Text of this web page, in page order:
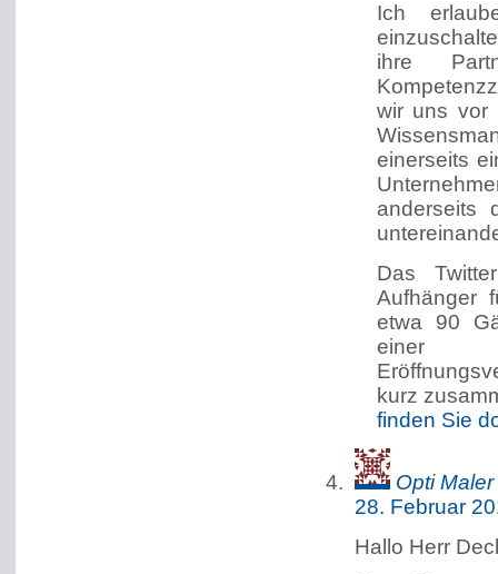
Ich
ihre
wir uns vor
einerseits
anderseits
Das
Aufhänger
etwa 90
einer
kurz
finden Sie
Opti
28. Februar
Hallo Herr